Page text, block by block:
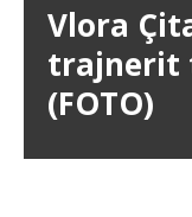
Vlora
trajnerit
(FOTO)